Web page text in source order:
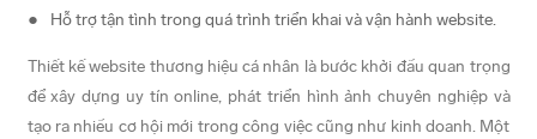
Hỗ trợ tận tình trong quá trình triển khai và vận hành website.
Thiết kế website thương hiệu cá nhân là bước khởi đầu quan trọng
để xây dựng uy tín online, phát triển hình ảnh chuyên nghiệp và
tạo ra nhiều cơ hội mới trong công việc cũng như kinh doanh. Một